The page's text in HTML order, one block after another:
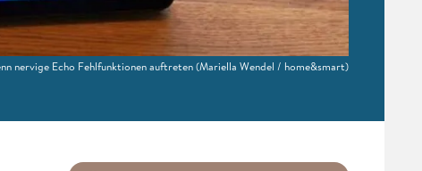
nervige Echo Fehlfunktionen auftreten(Mariella Wendel / home&smart)